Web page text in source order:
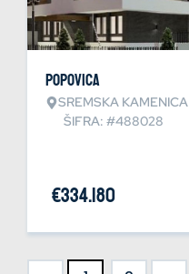
Popovica
SREMSKA KAMENICA
ŠIFRA: #488028
€334.180